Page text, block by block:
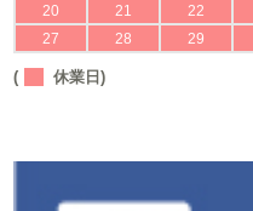
20
21 22
27
28 29
( 休業日)